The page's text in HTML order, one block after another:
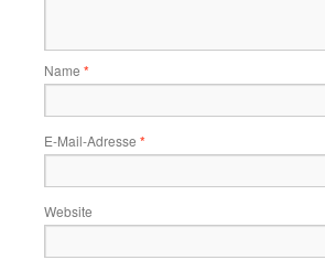
Name *
E-Mail-Adresse *
Website